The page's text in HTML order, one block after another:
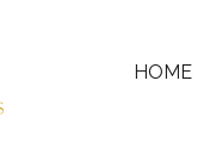
HOME